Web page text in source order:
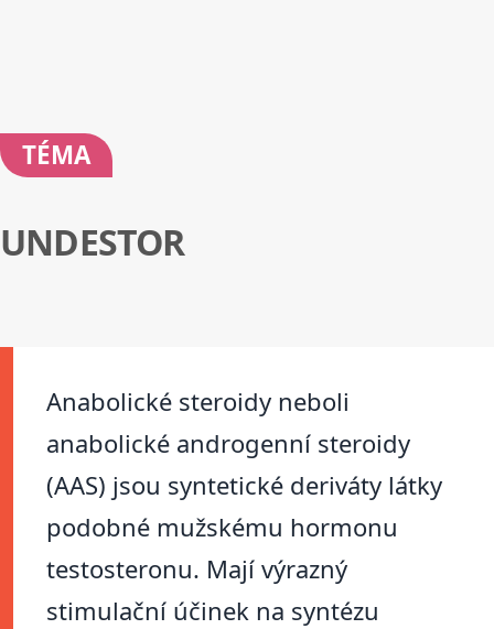
TÉMA
UNDESTOR
Anabolické steroidy neboli
anabolické androgenní steroidy
(AAS) jsou syntetické deriváty látky
podobné mužskému hormonu
testosteronu. Mají výrazný
stimulační účinek na syntézu